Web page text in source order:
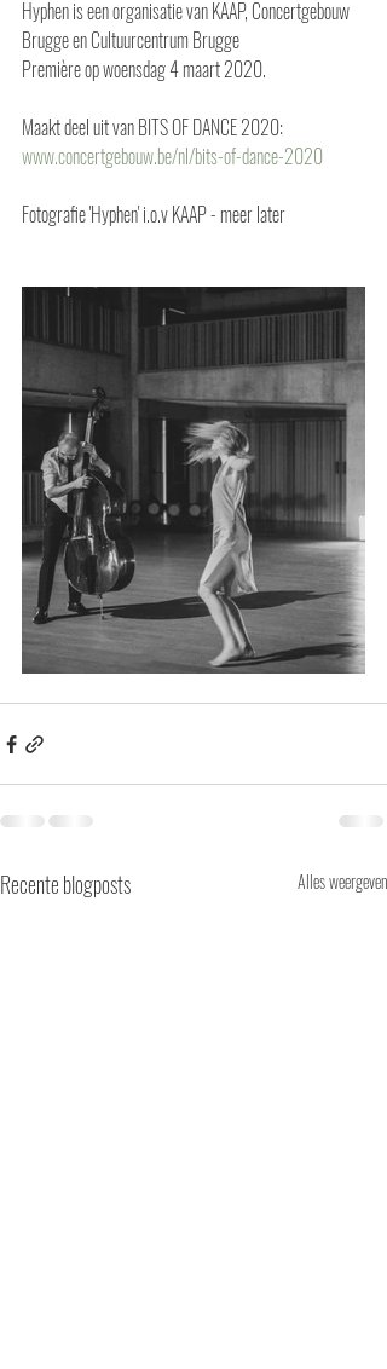
Hyphen is een organisatie van KAAP, Concertgebouw
Brugge en Cultuurcentrum Brugge
Première op woensdag 4 maart 2020.
Maakt deel uit van BITS OF DANCE 2020:
www.concertgebouw.be/nl/bits-of-dance-2020
Fotografie 'Hyphen' i.o.v KAAP - meer later
Recente blogposts Alles weergeven